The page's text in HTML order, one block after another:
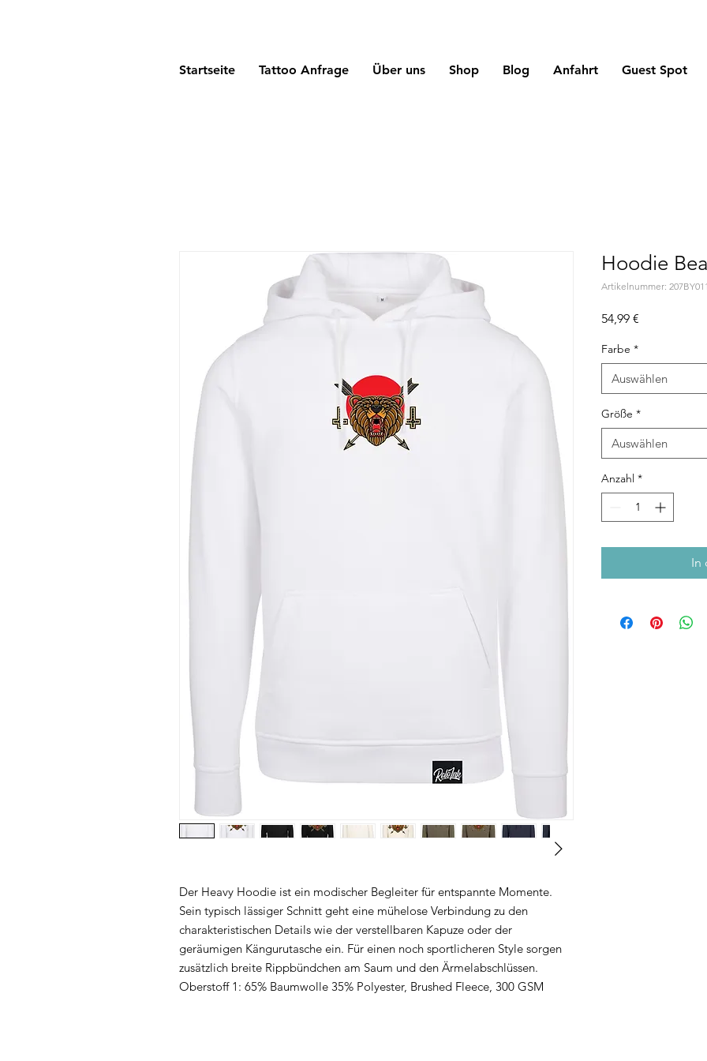
Startseite Tattoo Anfrage Über uns Shop Blog Anfahrt Guest Spot
Der Heavy Hoodie ist ein modischer Begleiter für entspannte Momente.
Sein typisch lässiger Schnitt geht eine mühelose Verbindung zu den
charakteristischen Details wie der verstellbaren Kapuze oder der
geräumigen Kängurutasche ein. Für einen noch sportlicheren Style sorgen
zusätzlich breite Rippbündchen am Saum und den Ärmelabschlüssen.
Oberstoff 1: 65% Baumwolle 35% Polyester, Brushed Fleece, 300 GSM
Hoodie
Artikelnummer: 207BY011
54,99 €
Farbe *
Auswählen
Größe *
Auswählen
Anzahl *
In